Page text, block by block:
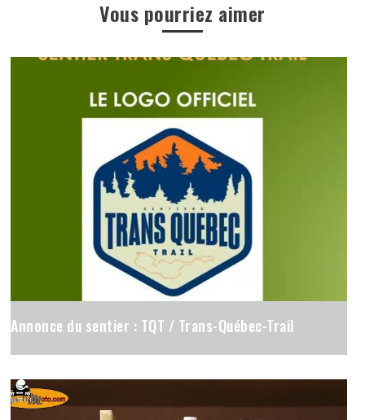
Vous pourriez aimer
Annonce du sentier : TQT / Trans-Québec-Trail